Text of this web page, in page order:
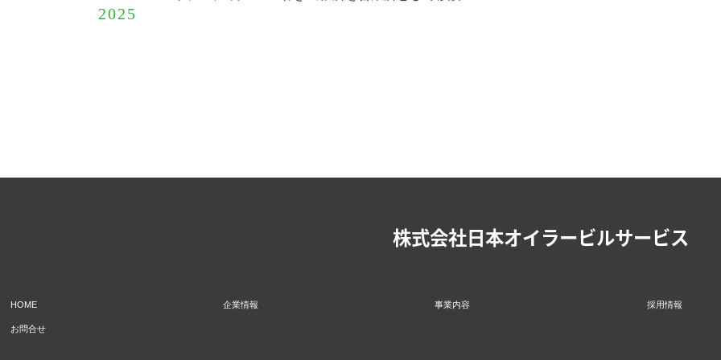
2025
株式会社日本オイラービルサービス
HOME 企業情報 事業内容 採用情報
お問合せ